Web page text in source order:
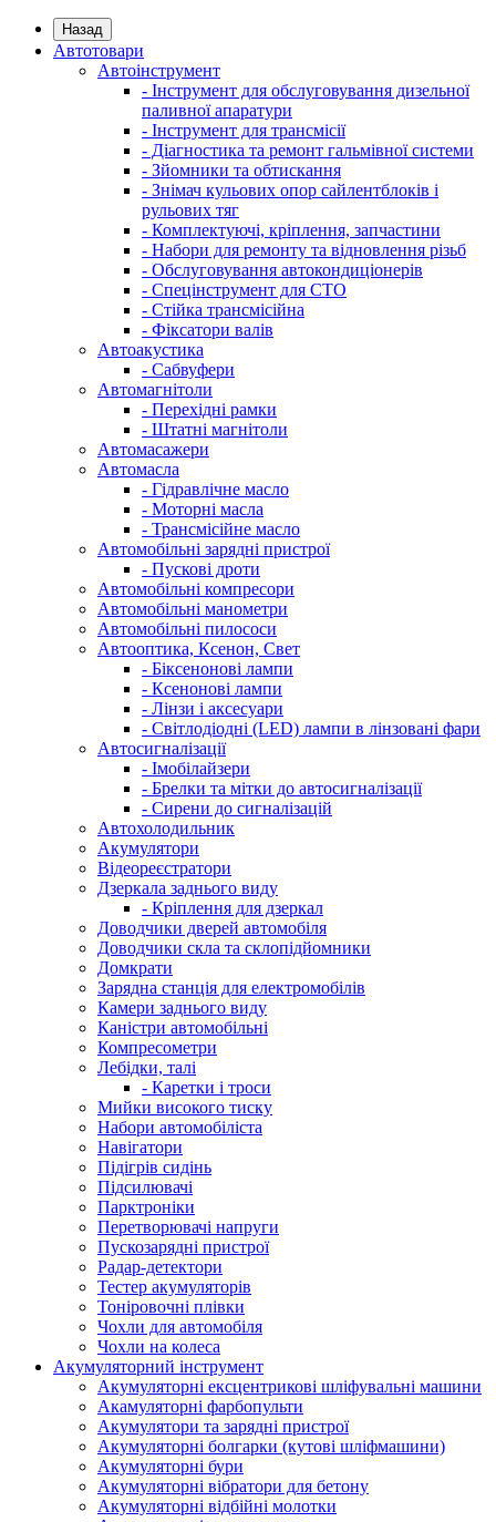
Назад
Автотовари
Автоінструмент
- Інструмент для обслуговування дизельної
паливної апаратури
- Інструмент для трансмісії
- Діагностика та ремонт гальмівної системи
- Зйомники та обтискання
- Знімач кульових опор сайлентблоків і
рульових тяг
- Комплектуючі, кріплення, запчастини
- Набори для ремонту та відновлення різьб
- Обслуговування автокондиціонерів
- Спецінструмент для СТО
- Стійка трансмісійна
- Фіксатори валів
Автоакустика
- Сабвуфери
Автомагнітоли
- Перехідні рамки
- Штатні магнітоли
Автомасажери
Автомасла
- Гідравлічне масло
- Моторні масла
- Трансмісійне масло
Автомобільні зарядні пристрої
- Пускові дроти
Автомобільні компресори
Автомобільні манометри
Автомобільні пилососи
Автооптика, Ксенон, Свет
- Біксенонові лампи
- Ксенонові лампи
- Лінзи і аксесуари
- Світлодіодні (LED) лампи в лінзовані фари
Автосигналізації
- Імобілайзери
- Брелки та мітки до автосигналізації
- Сирени до сигналізацій
Автохолодильник
Акумулятори
Відеореєстратори
Дзеркала заднього виду
- Кріплення для дзеркал
Доводчики дверей автомобіля
Доводчики скла та склопідйомники
Домкрати
Зарядна станція для електромобілів
Камери заднього виду
Каністри автомобільні
Компресометри
Лебідки, талі
- Каретки і троси
Мийки високого тиску
Набори автомобіліста
Навігатори
Підігрів сидінь
Підсилювачі
Парктроніки
Перетворювачі напруги
Пускозарядні пристрої
Радар-детектори
Тестер акумуляторів
Тоніровочні плівки
Чохли для автомобіля
Чохли на колеса
Акумуляторний інструмент
Акумуляторні ексцентрикові шліфувальні машини
Акамуляторні фарбопульти
Акумулятори та зарядні пристрої
Акумуляторні болгарки (кутові шліфмашини)
Акумуляторні бури
Акумуляторні вібратори для бетону
Акумуляторні відбійні молотки